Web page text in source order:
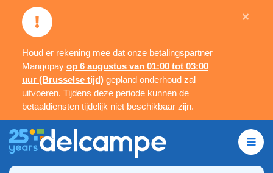
Houd er rekening mee dat onze betalingspartner
Mangopay op 6 augustus van 01:00 tot 03:00
uur (Brusselse tijd) gepland onderhoud zal
uitvoeren. Tijdens deze periode kunnen de
betaaldiensten tijdelijk niet beschikbaar zijn.
×